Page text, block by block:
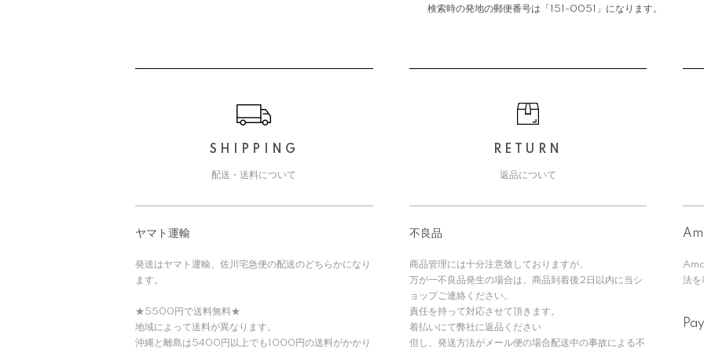
検索時の発地の郵便番号は「151-0051」になります。
SHIPPING
配送・送料について
ヤマト運輸
発送はヤマト運輸、佐川宅急便の配送のどちらかになり
ます。
★5500円で送料無料★
地域によって送料が異なります。
沖縄と離島は5400円以上でも1000円の送料がかかり
RETURN
返品について
不良品
商品管理には十分注意致しておりますが、
万が一不良品発生の場合は、商品到着後2日以内に当シ
ョップご連絡ください。
責任を持って対応させて頂きます。
着払いにて弊社に返品ください
但し、発送方法がメール便の場合配送中の事故による不
法を